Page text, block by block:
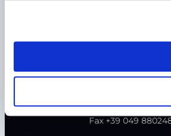
Tel.+39 049
Fax +39 049